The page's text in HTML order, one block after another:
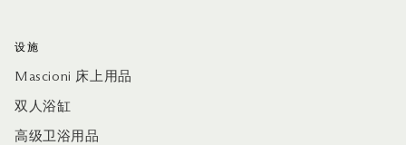
设施
Mascioni 床上用品
双人浴缸
高级卫浴用品